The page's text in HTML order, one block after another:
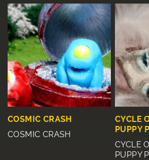
COSMIC CRASH
COSMIC CRASH
CYCLE
PUPPY
CYCLE
PUPPY